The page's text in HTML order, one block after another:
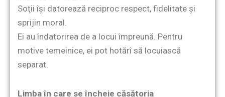
Soţii îşi datorează reciproc respect, fidelitate şi
sprijin moral.
Ei au îndatorirea de a locui împreună. Pentru
motive temeinice, ei pot hotărî să locuiască
separat.
Limba în care se încheie căsătoria